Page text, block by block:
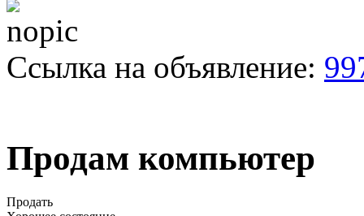
Ссылка на объявление:
Продам компьютер
Продать